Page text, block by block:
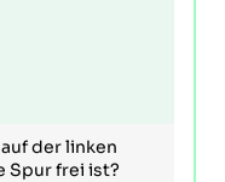
der linken
Spur frei ist?